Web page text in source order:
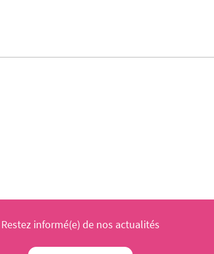
Restez informé(e) de nos actualités